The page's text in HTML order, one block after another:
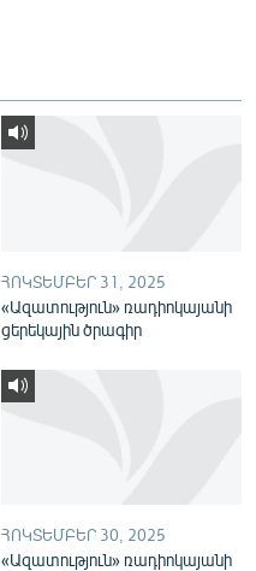
ՀՈԿՏԵՄԲԵՐ 31, 2025
«Ազատություն» ռադիոկայանի
ցերեկային ծրագիր
ՀՈԿՏԵՄԲԵՐ 30, 2025
«Ազատություն» ռադիոկայանի